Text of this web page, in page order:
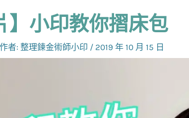
】小印教你摺床包
者:整理鍊金術師小印 / 2019 年 10 月 15 日